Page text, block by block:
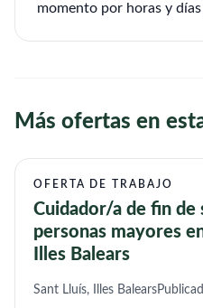
momento por horas y
Más ofertas en
OFERTA DE TRABAJO
Cuidador/a de fin de
personas mayores
Illes Balears
Sant Lluís, Illes Balears